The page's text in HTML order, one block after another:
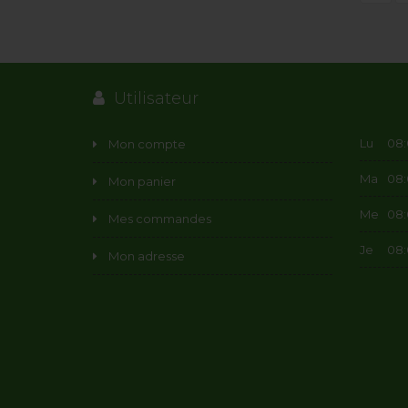
Utilisateur
Mon compte
Mon panier
Mes commandes
Mon adresse
Lu
Ma
Me
Je